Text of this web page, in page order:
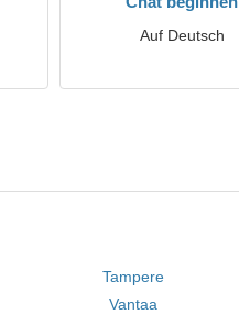
Auf Deutsch
Tampere
Vantaa